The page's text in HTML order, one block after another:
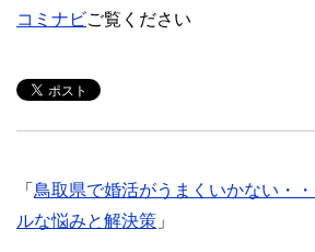
コミナビご覧ください
「 鳥取県で婚活がうまくいかない・
ルな悩みと解決策 」